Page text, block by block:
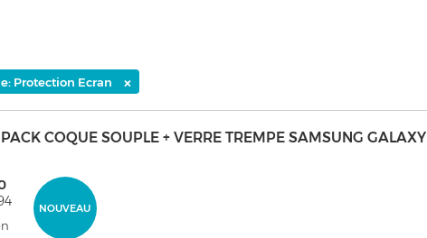
Protection Ecran ×
COQUE SOUPLE + VERRE TREMPE SAMSUNG GALAXY
NOUVEAU